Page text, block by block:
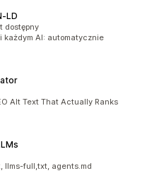
dostępny
każdym AI: automatycznie
Alt Text That Actually Ranks
llms-full,txt, agents.md